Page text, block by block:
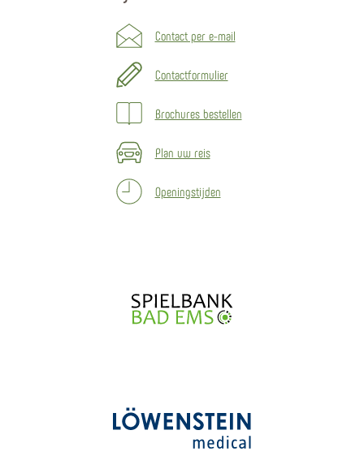
Contact per e-mail
Contactformulier
Brochures bestellen
Plan uw reis
Openingstijden